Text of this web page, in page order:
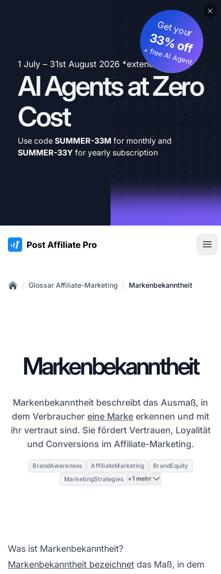
1 July – 31st August 2026 *extended
AI Agents at Zero
Cost
Get your
33% off
+ free AI Agent
Use code SUMMER-33M for monthly and
SUMMER-33Y for yearly subscription
:site.title
/ Glossar Affiliate-Marketing / Markenbekanntheit
Markenbekanntheit
Markenbekanntheit beschreibt das Ausmaß, in
dem Verbraucher eine Marke erkennen und mit
ihr vertraut sind. Sie fördert Vertrauen, Loyalität
und Conversions im Affiliate-Marketing.
BrandAwareness AffiliateMarketing
BrandEquity
MarketingStrategies
+1 mehr
Was ist Markenbekanntheit?
Markenbekanntheit bezeichnet das Maß, in dem